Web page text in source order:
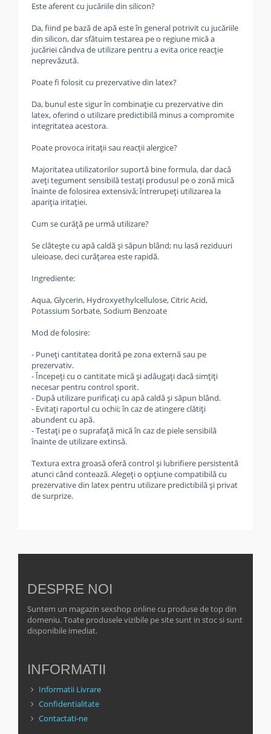
Este aferent cu jucăriile din silicon?
Da, fiind pe bază de apă este în general potrivit cu jucăriile
din silicon, dar sfătuim testarea pe o regiune mică a
jucăriei cândva de utilizare pentru a evita orice reacție
neprevăzută.
Poate fi folosit cu prezervative din latex?
Da, bunul este sigur în combinație cu prezervative din
latex, oferind o utilizare predictibilă minus a compromite
integritatea acestora.
Poate provoca iritații sau reacții alergice?
Majoritatea utilizatorilor suportă bine formula, dar dacă
aveți tegument sensibilă testați produsul pe o zonă mică
înainte de folosirea extensivă; întrerupeți utilizarea la
apariția iritației.
Cum se curăță pe urmă utilizare?
Se clătește cu apă caldă și săpun blând; nu lasă reziduuri
uleioase, deci curățarea este rapidă.
Ingrediente:
Aqua, Glycerin, Hydroxyethylcellulose, Citric Acid,
Potassium Sorbate, Sodium Benzoate
Mod de folosire:
- Puneți cantitatea dorită pe zona externă sau pe
prezervativ.
- Începeți cu o cantitate mică și adăugați dacă simțiți
necesar pentru control sporit.
- După utilizare purificați cu apă caldă și săpun blând.
- Evitați raportul cu ochii; în caz de atingere clătiți
abundent cu apă.
- Testați pe o suprafață mică în caz de piele sensibilă
înainte de utilizare extinsă.
Textura extra groasă oferă control și lubrifiere persistentă
atunci când contează. Alegeți o opțiune compatibilă cu
prezervative din latex pentru utilizare predictibilă și privat
de surprize.
DESPRE NOI
Suntem un magazin sexshop online cu produse de top din
domeniu. Toate produsele vizibile pe site sunt in stoc si sunt
disponibile imediat.
INFORMATII
Informatii Livrare
Confidentialitate
Contactati-ne